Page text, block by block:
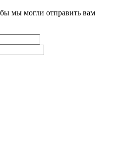
мы могли отправить вам